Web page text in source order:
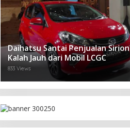
Daihatsu Santai Penjualan Sirion
Kalah Jauh dari Mobil LCGC
833 Views